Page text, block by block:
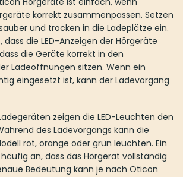
zeigen die LED-Leuchten den
des Ladevorgangs kann die Anzeige je
oder grün leuchten. Ein grünes Licht
das Hörgerät vollständig geladen ist. Die
je nach Oticon Ladegerät
daher ist bei Unsicherheit die
des konkreten Modells maßgeblich.
bei vielen Oticon Hörgeräten etwa drei
Ladung. Neuere Desktop Charger
schneller laden. Eine kurze Schnellladung
Stunden Nutzungszeit liefern, während
normalerweise für einen ganzen Tag